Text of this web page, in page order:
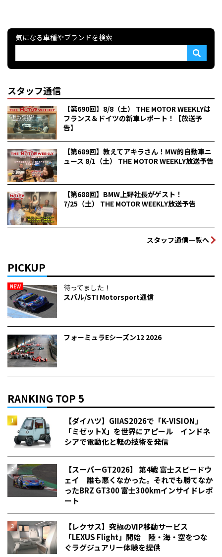
気になる車種やブランドを検索
スタッフ通信
【第690回】8/8（土） THE MOTOR WEEKLYは
フランス＆ドイツの新車レポート！【放送予
告】
【第689回】教えてアキラさん！MW的自動車ニ
ュース 8/1（土） THE MOTOR WEEKLY放送予告
【第688回】BMW上野社長がゲスト！
7/25（土） THE MOTOR WEEKLY放送予告
スタッフ通信一覧へ
PICKUP
NEW
待ってました！
スバル/STI Motorsport通信
フォーミュラEシーズン12 2026
RANKING TOP 5
【ダイハツ】GIIAS2026で「K-VISION」
「ミゼットX」を世界にアピール インドネ
シアで電動化と軽の技術を発信
【スーパーGT2026】 第4戦 富士スピードウ
ェイ 誰も悪くなかった。それでも勝てなか
った――BRZ GT300 富士300kmインサイドレポ
ート
【レクサス】究極のVIP移動サービス
「LEXUS Flight」開始 陸・海・空をつな
ぐラグジュアリー体験を提供